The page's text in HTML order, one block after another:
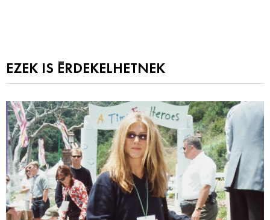
EZEK IS ÉRDEKELHETNEK